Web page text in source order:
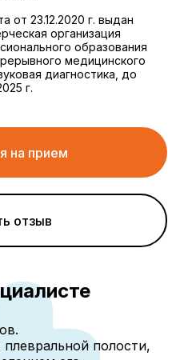
от 23.12.2020 г. выдан
организация
образования
медицинского
диагностика, до
г.
на прием
отзыв
полости,